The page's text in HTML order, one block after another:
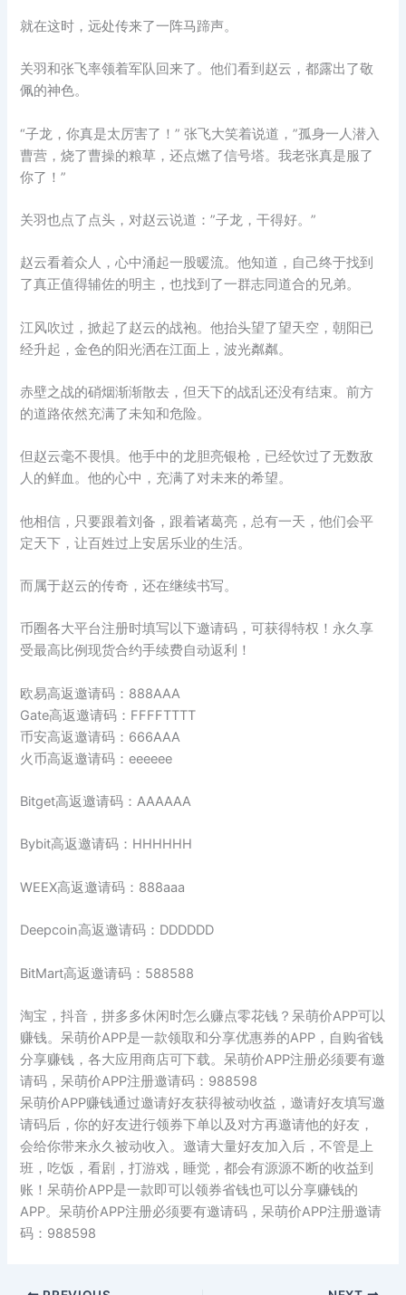
就在这时，远处传来了一阵马蹄声。
关羽和张飞率领着军队回来了。他们看到赵云，都露出了敬
佩的神色。
“子龙，你真是太厉害了！” 张飞大笑着说道，”孤身一人潜入
曹营，烧了曹操的粮草，还点燃了信号塔。我老张真是服了
你了！”
关羽也点了点头，对赵云说道：”子龙，干得好。”
赵云看着众人，心中涌起一股暖流。他知道，自己终于找到
了真正值得辅佐的明主，也找到了一群志同道合的兄弟。
江风吹过，掀起了赵云的战袍。他抬头望了望天空，朝阳已
经升起，金色的阳光洒在江面上，波光粼粼。
赤壁之战的硝烟渐渐散去，但天下的战乱还没有结束。前方
的道路依然充满了未知和危险。
但赵云毫不畏惧。他手中的龙胆亮银枪，已经饮过了无数敌
人的鲜血。他的心中，充满了对未来的希望。
他相信，只要跟着刘备，跟着诸葛亮，总有一天，他们会平
定天下，让百姓过上安居乐业的生活。
而属于赵云的传奇，还在继续书写。
币圈各大平台注册时填写以下邀请码，可获得特权！永久享
受最高比例现货合约手续费自动返利！
欧易高返邀请码：888AAA
Gate高返邀请码：FFFFTTTT
币安高返邀请码：666AAA
火币高返邀请码：eeeeee
Bitget高返邀请码：AAAAAA
Bybit高返邀请码：HHHHHH
WEEX高返邀请码：888aaa
Deepcoin高返邀请码：DDDDDD
BitMart高返邀请码：588588
淘宝，抖音，拼多多休闲时怎么赚点零花钱？呆萌价APP可以
赚钱。呆萌价APP是一款领取和分享优惠券的APP，自购省钱
分享赚钱，各大应用商店可下载。呆萌价APP注册必须要有邀
请码，呆萌价APP注册邀请码：988598
呆萌价APP赚钱通过邀请好友获得被动收益，邀请好友填写邀
请码后，你的好友进行领券下单以及对方再邀请他的好友，
会给你带来永久被动收入。邀请大量好友加入后，不管是上
班，吃饭，看剧，打游戏，睡觉，都会有源源不断的收益到
账！呆萌价APP是一款即可以领券省钱也可以分享赚钱的
APP。呆萌价APP注册必须要有邀请码，呆萌价APP注册邀请
码：988598